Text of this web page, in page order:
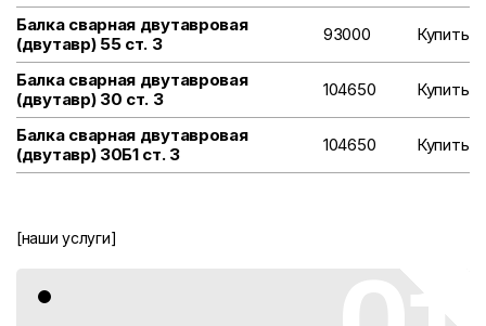
Балка сварная двутавровая
(двутавр) 55 ст. 3
93000 Купить
Балка сварная двутавровая
(двутавр) 30 ст. 3
104650 Купить
Балка сварная двутавровая
(двутавр) 30Б1 ст. 3
104650 Купить
[наши услуги]